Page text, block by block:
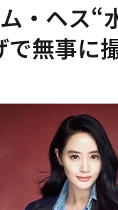
ム・ヘス
無事に